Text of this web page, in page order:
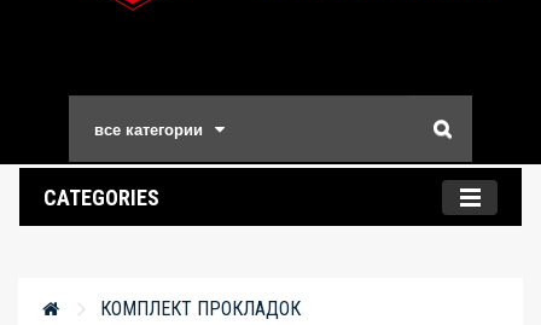
все категории
CATEGORIES
КОМПЛЕКТ ПРОКЛАДОК